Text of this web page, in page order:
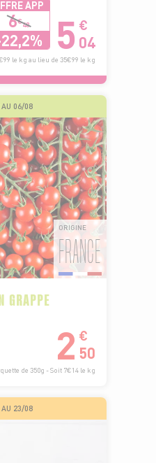
APP
6€48 5 €
04
le kg au lieu de 35€99 le kg
06/08
ORIGINE
FRANCE
GRAPPE
2 €
50
de 350g - Soit 7€14 le kg
23/08